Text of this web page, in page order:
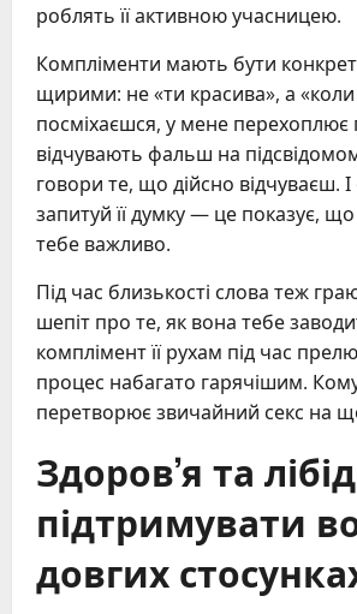
роблять її активною учасницею.
Компліменти мають бути
щирими: не «ти красива», а «коли
посміхаєшся, у мене перехоплює
відчувають фальш на
говори те, що дійсно відчуваєш. І
запитуй її думку — це показує,
тебе важливо.
Під час близькості слова теж
шепіт про те, як вона тебе
комплімент її рухам під час
процес набагато гарячішим.
перетворює звичайний секс на
Здоров’я та
підтримувати
довгих